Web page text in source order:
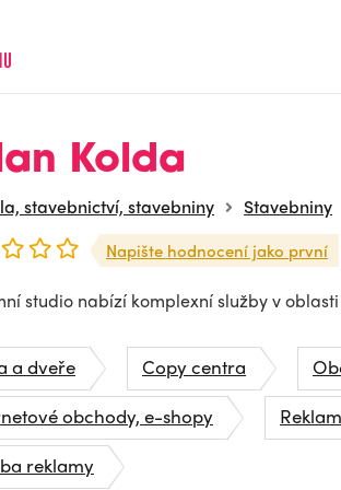
Kolda
stavebnictví, stavebniny Stavebniny
Napište hodnocení jako první
studio nabízí komplexní služby v
a dveře Copy centra
obchody, e-shopy
reklamy